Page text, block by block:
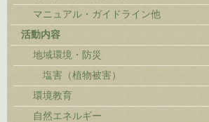
マニュアル・ガイドライン他
活動内容
地域環境・防災
塩害（植物被害）
環境教育
自然エネルギー